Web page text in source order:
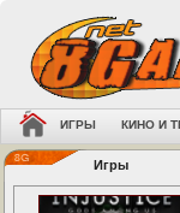
ИГРЫ КИНО И
Игры